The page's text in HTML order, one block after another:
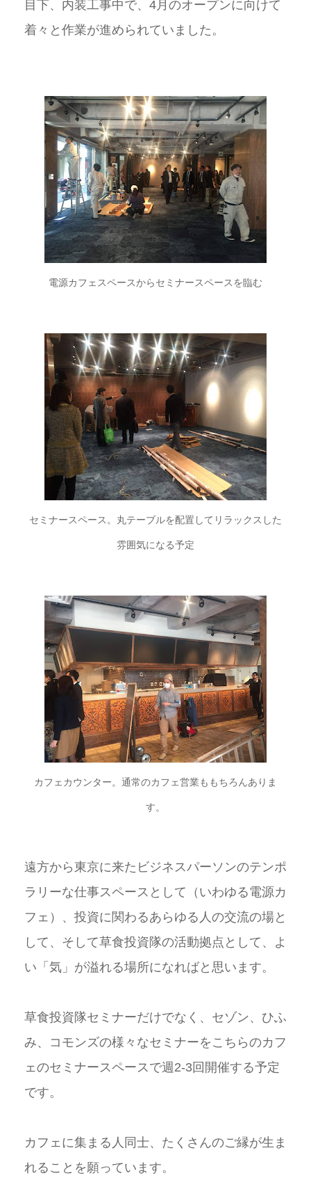
目下、内装工事中で、4月のオープンに向けて
着々と作業が進められていました。
電源カフェスペースからセミナースペースを臨む
セミナースペース。丸テーブルを配置してリラックスした
雰囲気になる予定
カフェカウンター。通常のカフェ営業ももちろんありま
す。
遠方から東京に来たビジネスパーソンのテンポ
ラリーな仕事スペースとして（いわゆる電源カ
フェ）、投資に関わるあらゆる人の交流の場と
して、そして草食投資隊の活動拠点として、よ
い「気」が溢れる場所になればと思います。
草食投資隊セミナーだけでなく、セゾン、ひふ
み、コモンズの様々なセミナーをこちらのカフ
ェのセミナースペースで週2-3回開催する予定
です。
カフェに集まる人同士、たくさんのご縁が生ま
れることを願っています。